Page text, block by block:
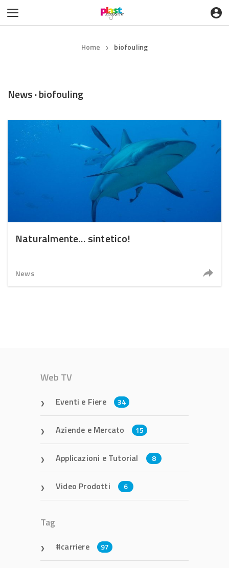
Home ❯ biofouling
News · biofouling
Naturalmente… sintetico!
News
Web TV
Eventi e Fiere 34
Aziende e Mercato 15
Applicazioni e Tutorial 8
Video Prodotti 6
Tag
carriere 97